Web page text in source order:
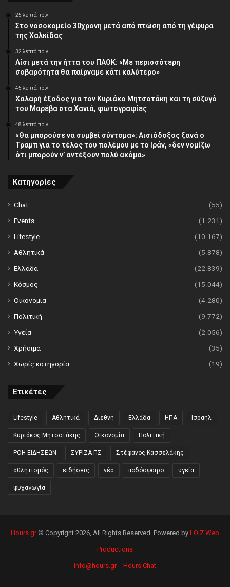
25 λεπτά πρίν
Στο νοσοκομείο 30χρονη μετά από πτώση από τη γέφυρα
της Χαλκίδας
32 λεπτά πρίν
Λίσι μετά την ήττα του ΠΑΟΚ: «Με περισσότερη
σοβαρότητα θα παίρναμε κάτι καλύτερο»
45 λεπτά πρίν
Χαλαρή έξοδος για τον Κυριάκο Μητσοτάκη και τη σύζυγό
του Μαρέβα στα Χανιά, φωτογραφίες
48 λεπτά πρίν
«Θα μπορούσε να συμβεί σύντομα»: Αισιόδοξος ξανά ο
Τραμπ για το τέλος του πολέμου με το Ιράν, «δεν νομίζω
ότι μπορούν ν’ αντέξουν πολύ ακόμα»
Κατηγορίες
Chat
(55)
Events
(1.231)
Lifestyle
(10.167)
Αθλητικά
(5.878)
Ελλάδα
(22.839)
Κόσμος
(15.044)
Οικονομία
(4.280)
Πολιτική
(9.772)
Υγεία
(2.056)
Χρήσιμα
(35)
Χωρίς κατηγορία
(19)
Ετικέτες
Lifestyle Αθλητικά Διεθνή Ελλάδα ΗΠΑ Ισραήλ
Κυριάκος Μητσοτάκης Οικονομία Πολιτική
ΡΟΗ ΕΙΔΗΣΕΩΝ ΣΥΡΙΖΑ ΠΣ Στέφανος Κασσελάκης
αθλητισμός ειδήσεις νέα ποδόσφαιρο υγεία
ψυχαγωγία
Hours.gr© Copyright 2026, All Rights Reserved. Powered by LOIZ Web
Productions
info@hours.gr Hours Chat